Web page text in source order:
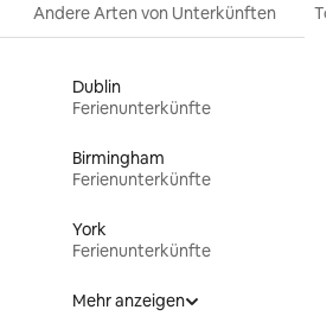
Andere Arten von Unterkünften
Dublin
Ferienunterkünfte
Birmingham
Ferienunterkünfte
York
Ferienunterkünfte
Mehr anzeigen